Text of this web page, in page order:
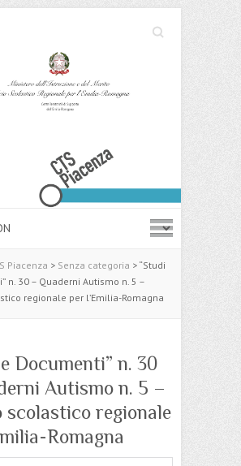
Search
Cerca
Piacenza > Senza categoria > “Studi
n. 30 – Quaderni Autismo n. 5 –
regionale per l’Emilia-Romagna
Documenti” n. 30
Autismo n. 5 –
regionale
Romagna